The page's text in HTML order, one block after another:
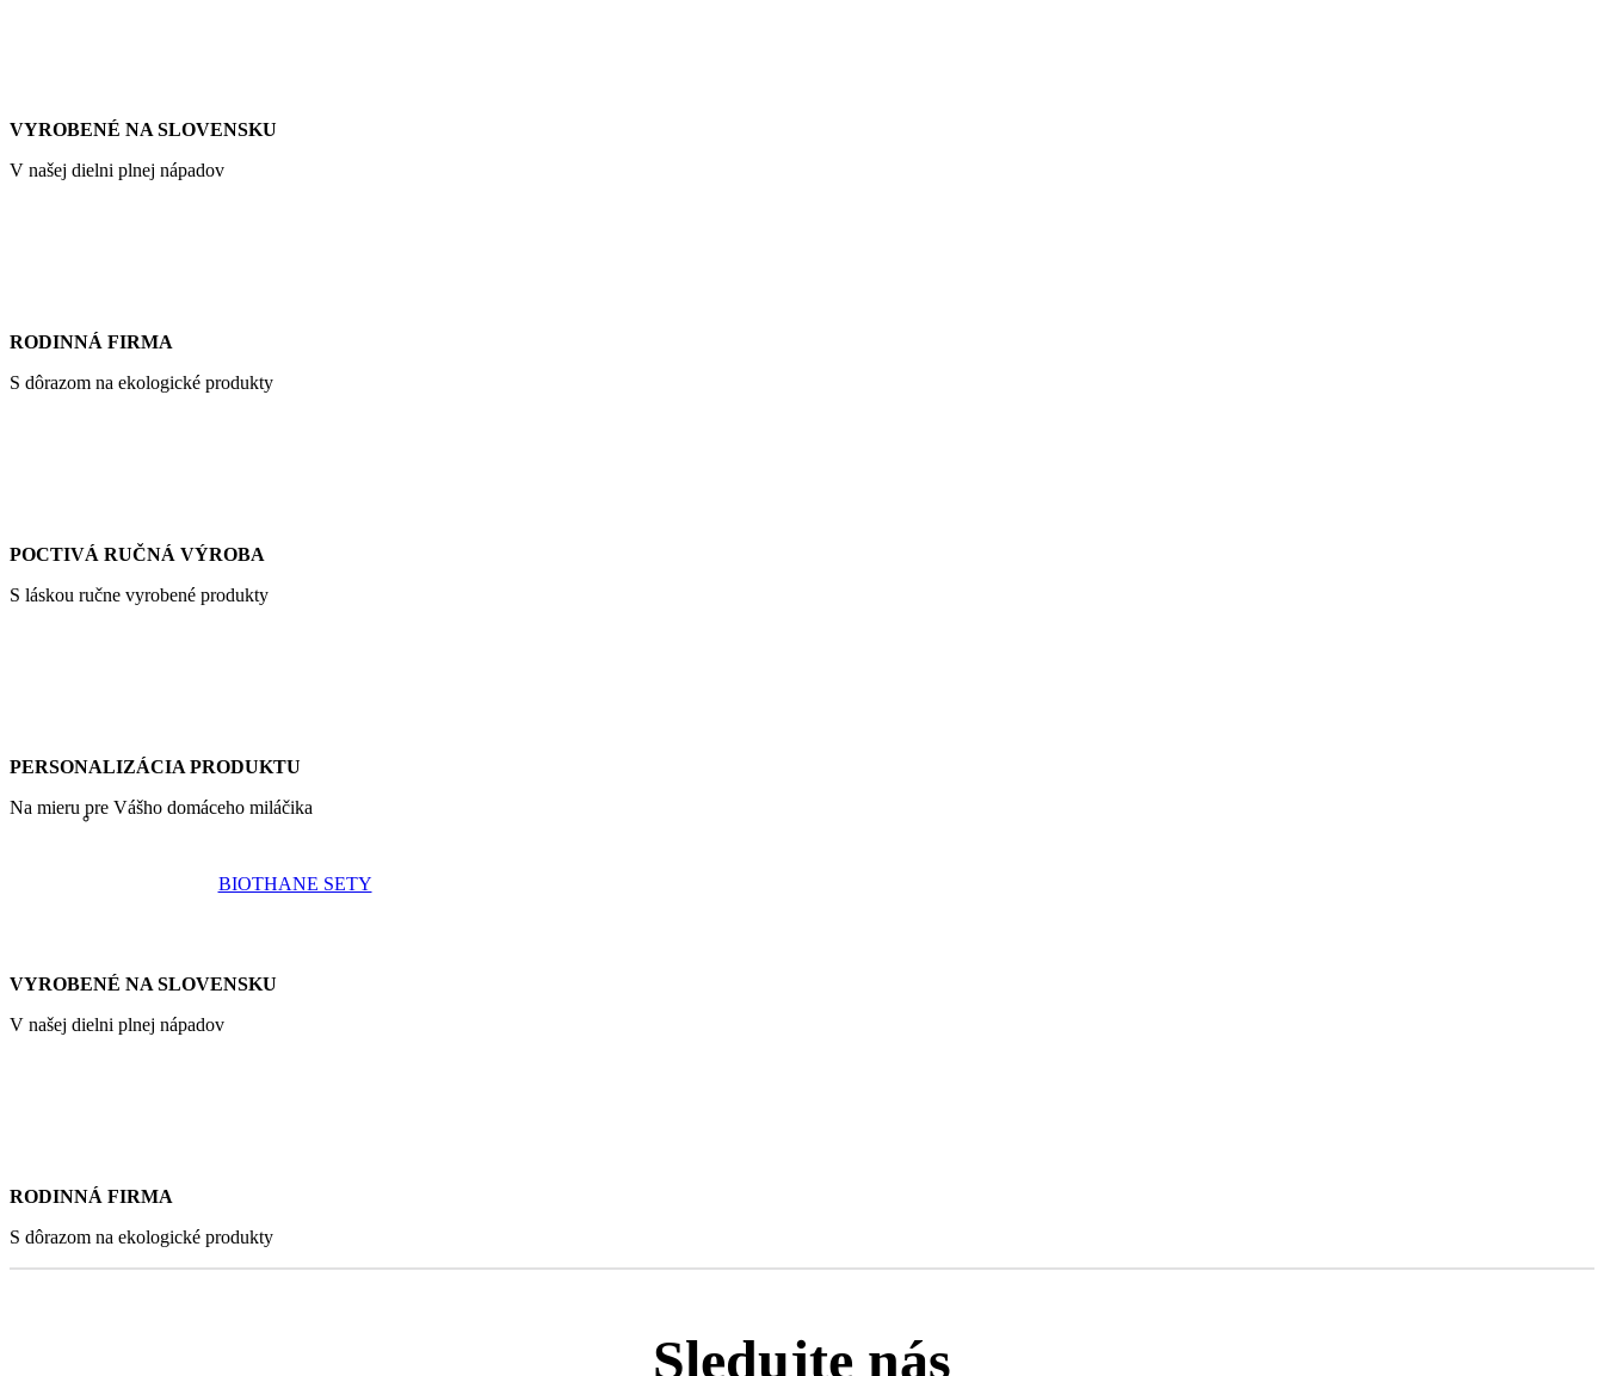
BIOTHANE SETY
VYROBENÉ NA SLOVENSKU
V našej dielni plnej nápadov
RODINNÁ FIRMA
S dôrazom na ekologické produkty
POCTIVÁ RUČNÁ VÝROBA
S láskou ručne vyrobené produkty
PERSONALIZÁCIA PRODUKTU
Na mieru pre Vášho domáceho miláčika
VYROBENÉ NA SLOVENSKU
V našej dielni plnej nápadov
RODINNÁ FIRMA
S dôrazom na ekologické produkty
Sledujte nás